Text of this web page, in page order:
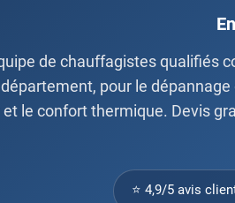
de chauffagistes qualifiés
pour le
le confort thermique. Devis
⭐ 4,9/5 avis